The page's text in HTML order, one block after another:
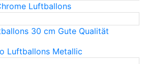
Luftballons
30 cm Gute Qualität
Luftballons Metallic